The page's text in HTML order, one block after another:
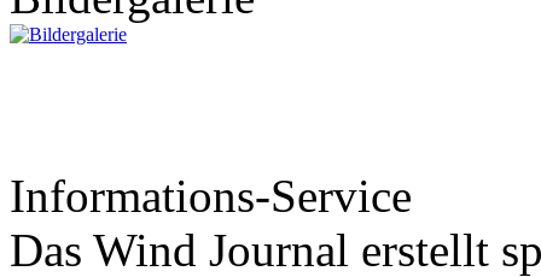
Informations-Service
Das Wind Journal erstellt